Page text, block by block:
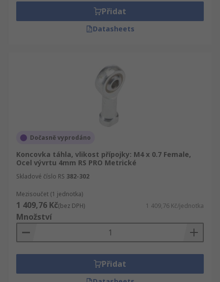
Přidat
Datasheets
Dočasně vyprodáno
Koncovka táhla, vlikost přípojky: M4 x 0.7 Female,
Ocel vývrtu 4mm RS PRO Metrické
Skladové číslo RS 382-302
Mezisoučet (1 jednotka)
1 409,76 Kč(bez DPH) 1 409,76 Kč/jednotka
Množství
Přidat